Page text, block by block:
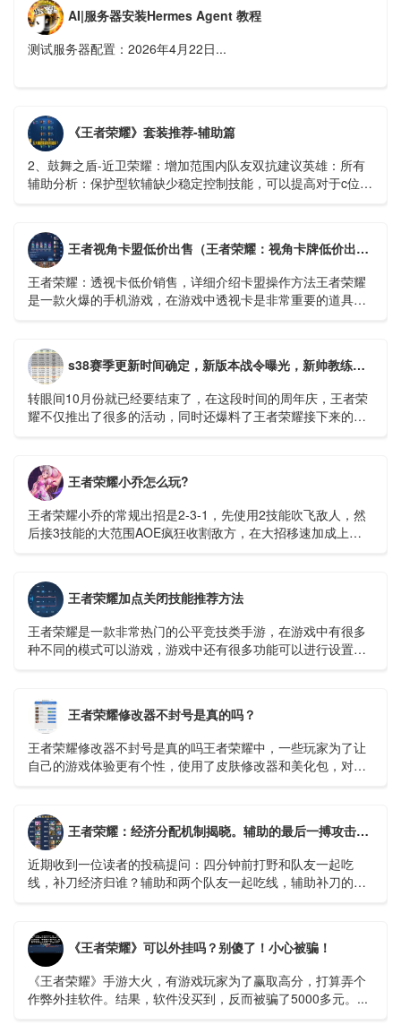
AI|服务器安装Hermes Agent 教程
测试服务器配置：2026年4月22日...
《王者荣耀》套装推荐-辅助篇
2、鼓舞之盾-近卫荣耀：增加范围内队友双抗建议英雄：所有
辅助分析：保护型软辅缺少稳定控制技能，可以提高对于c位的
王者视角卡盟低价出售（王者荣耀：视角卡牌低价出售，详细介绍卡盟操作方法）
王者荣耀：透视卡低价销售，详细介绍卡盟操作方法王者荣耀
是一款火爆的手机游戏，在游戏中透视卡是非常重要的道具，
s38赛季更新时间确定，新版本战令曝光，新帅教练守约，米莱迪微笑
转眼间10月份就已经要结束了，在这段时间的周年庆，王者荣
耀不仅推出了很多的活动，同时还爆料了王者荣耀接下来的很
王者荣耀小乔怎么玩?
王者荣耀小乔的常规出招是2-3-1，先使用2技能吹飞敌人，然
后接3技能的大范围AOE疯狂收割敌方，在大招移速加成上用1
王者荣耀加点关闭技能推荐方法
王者荣耀是一款非常热门的公平竞技类手游，在游戏中有很多
种不同的模式可以游戏，游戏中还有很多功能可以进行设置，
王者荣耀修改器不封号是真的吗？
王者荣耀修改器不封号是真的吗王者荣耀中，一些玩家为了让
自己的游戏体验更有个性，使用了皮肤修改器和美化包，对于
王者荣耀：经济分配机制揭晓。辅助的最后一搏攻击有什么好处吗？ - 哔哩哔哩
近期收到一位读者的投稿提问：四分钟前打野和队友一起吃
线，补刀经济归谁？辅助和两个队友一起吃线，辅助补刀的话
《王者荣耀》可以外挂吗？别傻了！小心被骗！
《王者荣耀》手游大火，有游戏玩家为了赢取高分，打算弄个
作弊外挂软件。结果，软件没买到，反而被骗了5000多元。...